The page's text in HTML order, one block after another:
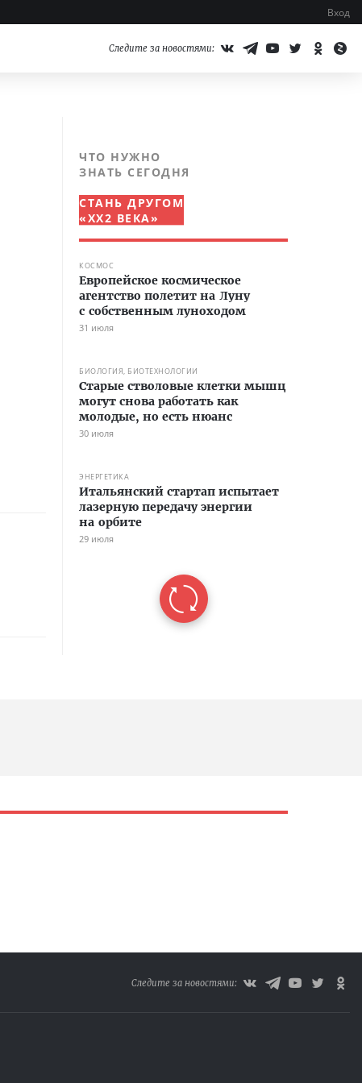
Вход
Следите за новостями:
ЧТО НУЖНО
ЗНАТЬ СЕГОДНЯ
СТАНЬ ДРУГОМ
«XX2 ВЕКА»
КОСМОС
Европейское космическое
агентство полетит на Луну
с собственным луноходом
31 июля
БИОЛОГИЯ, БИОТЕХНОЛОГИИ
Старые стволовые клетки мышц
могут снова работать как
молодые, но есть нюанс
30 июля
ЭНЕРГЕТИКА
Итальянский стартап испытает
лазерную передачу энергии
на орбите
29 июля
Следите за новостями: